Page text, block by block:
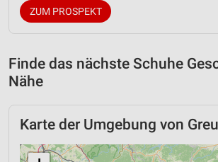
ZUM PROSPEKT
Finde das nächste Schuhe
Nähe
Karte der Umgebung von